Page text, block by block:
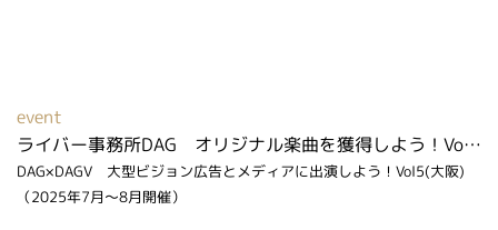
event
ライバー事務所DAG オリジナル楽曲を獲得しよう！Vol２（2026年2月～3月開催）
DAG×DAGV 大型ビジョン広告とメディアに出演しよう！Vol5(大阪)
（2025年7月～8月開催）